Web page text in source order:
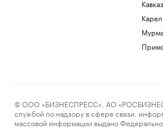
Кавказ
© ООО «БИЗНЕСПРЕСС», АО
службой по надзору в сфере связи,
массовой информации выдано